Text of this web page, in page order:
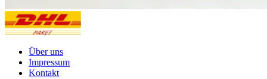
Über uns
Impressum
Kontakt